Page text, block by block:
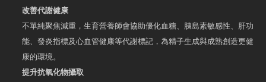
改善代謝健康
不單純聚焦減重，生育營養師會協助優化血糖、胰島素敏感性、肝功
能、發炎指標及心血管健康等代謝標記，為精子生成與成熟創造更健
康的環境。
提升抗氧化物攝取